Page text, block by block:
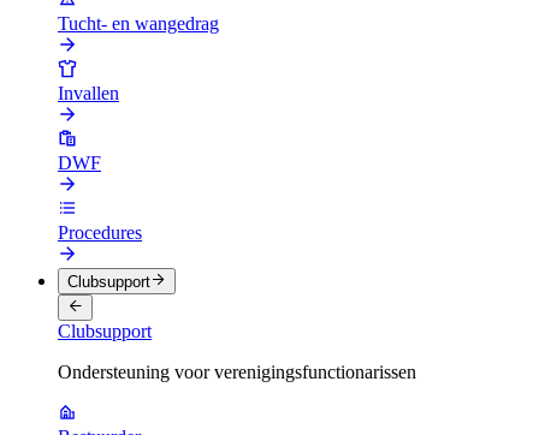
Tucht- en wangedrag
Invallen
DWF
Procedures
Clubsupport
Clubsupport
Ondersteuning voor verenigingsfunctionarissen